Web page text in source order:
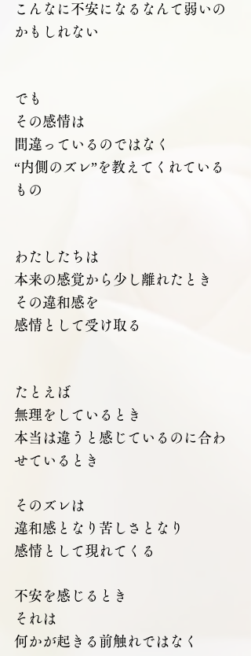
こんなに不安になるなんて弱いの
かもしれない
でも
その感情は
間違っているのではなく
“内側のズレ”を教えてくれている
もの
わたしたちは
本来の感覚から少し離れたとき
その違和感を
感情として受け取る
たとえば
無理をしているとき
本当は違うと感じているのに合わ
せているとき
そのズレは
違和感となり苦しさとなり
感情として現れてくる
不安を感じるとき
それは
何かが起きる前触れではなく